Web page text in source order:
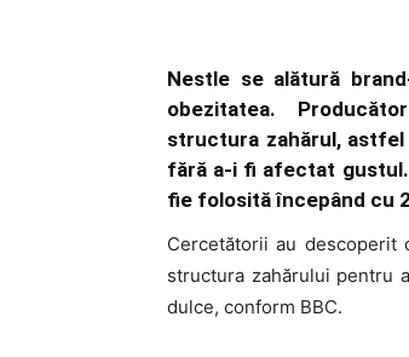
Nestle se alătură
obezitatea.
structura zahărul,
fără a-i fi afectat
fie folosită începând cu
Cercetătorii au descoperit
structura zahărului pentru
dulce, conform BBC.